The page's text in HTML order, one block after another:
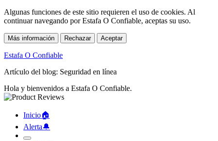
Algunas funciones de este sitio requieren el uso de cookies. Al
continuar navegando por Estafa O Confiable, aceptas su uso.
Más información Rechazar Aceptar
Estafa O Confiable
Artículo del blog: Seguridad en línea
Hola y bienvenidos a Estafa O Confiable.
Inicio🏠︎
Alerta🔔︎